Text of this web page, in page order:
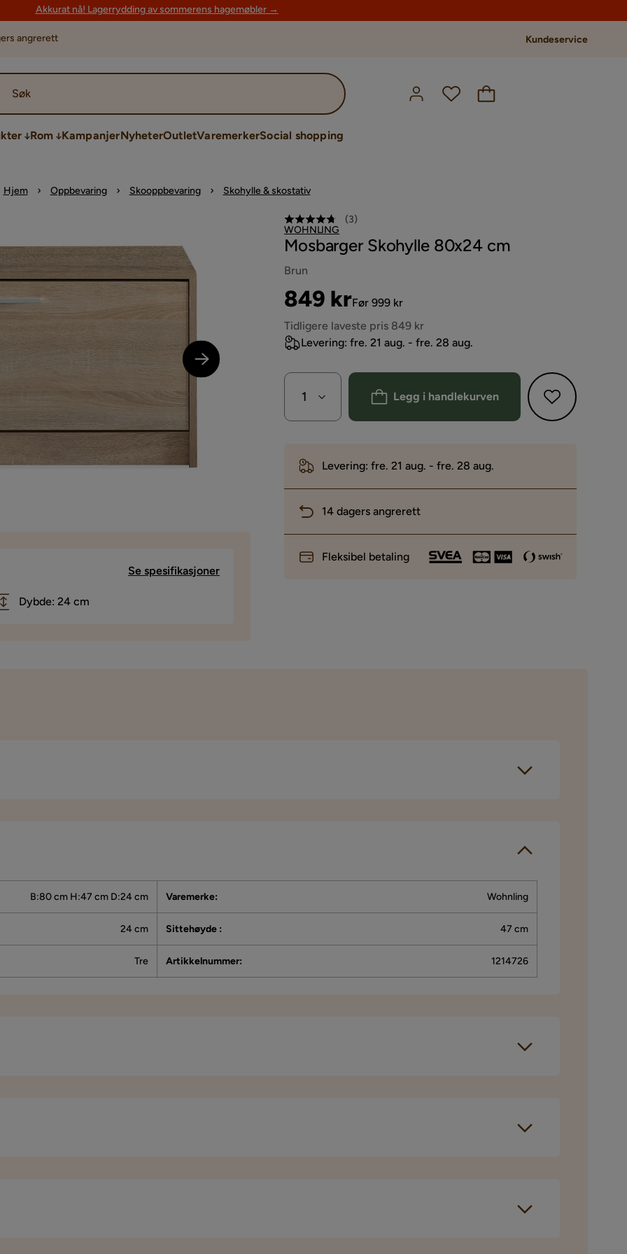
Akkurat nå! Lagerrydding av sommerens hagemøbler →
angrerett Kundeservice
Søk
Rom KampanjerNyheterOutletVaremerkerSocial shopping
Hjem Oppbevaring Skooppbevaring Skohylle & skostativ
Se spesifikasjoner
Dybde: 24 cm
(3)
WOHNLING
Mosbarger Skohylle 80x24 cm
Brun
Pris
849 kr
Original
Pris
Før 999 kr
Tidligere laveste pris 849 kr
Levering: fre. 21 aug. - fre. 28 aug.
Legg i handlekurven
Levering: fre. 21 aug. - fre. 28 aug.
14 dagers angrerett
Fleksibel betaling
B:80 cm H:47 cm D:24 cm Varemerke: Wohnling
24 cm Sittehøyde : 47 cm
Tre Artikkelnummer: 1214726